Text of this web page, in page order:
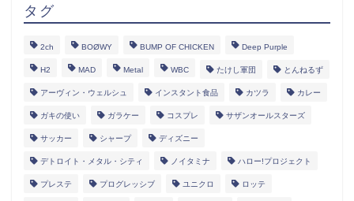
タグ
2ch BOØWY BUMP OF CHICKEN Deep Purple
H2 MAD Metal WBC たけし軍団 とんねるず
アーヴィン・ウェルシュ インスタント食品 カツラ カレー
ガキの使い ガラケー コスプレ サザンオールスターズ
サッカー シャープ ディズニー
デトロイト・メタル・シティ ノイタミナ ハロー!プロジェクト
プレステ プログレッシブ ユニクロ ロッテ